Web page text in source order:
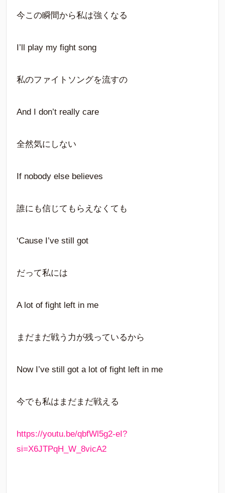
今この瞬間から私は強くなる
I’ll play my fight song
私のファイトソングを流すの
And I don’t really care
全然気にしない
If nobody else believes
誰にも信じてもらえなくても
‘Cause I’ve still got
だって私には
A lot of fight left in me
まだまだ戦う力が残っているから
Now I’ve still got a lot of fight left in me
今でも私はまだまだ戦える
https://youtu.be/qbfWl5g2-eI?
si=X6JTPqH_W_8vicA2